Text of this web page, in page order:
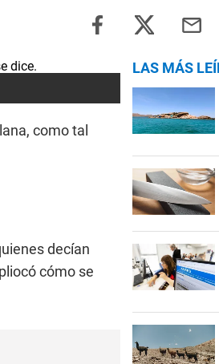
como tal
decían
cómo se
LAS MÁS